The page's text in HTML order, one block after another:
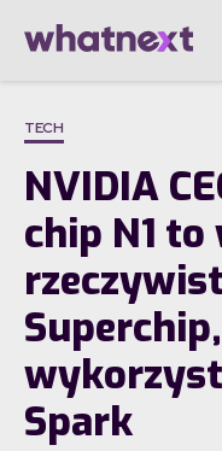
TECH
NVIDIA
chip N1 to
Superchip,
Spark